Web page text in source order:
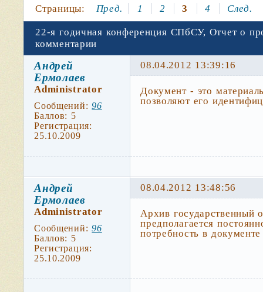
Страницы: Пред. 1 2 3 4 След.
22-я годичная конференция СПбСУ, Отчет о
комментарии
Андрей
Ермолаев
Administrator
Сообщений:96
Баллов: 5
Регистрация:
25.10.2009
08.04.2012 13:39:16
Документ - это
позволяют его
Андрей
Ермолаев
Administrator
Сообщений:96
Баллов: 5
Регистрация:
25.10.2009
08.04.2012 13:48:56
Архив государственный
предполагается
потребность в